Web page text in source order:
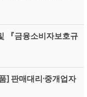
『금융소비자보호규
] 판매대리·중개업자